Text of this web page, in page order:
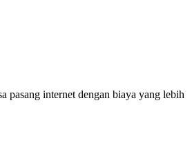
pasang internet dengan biaya yang lebih